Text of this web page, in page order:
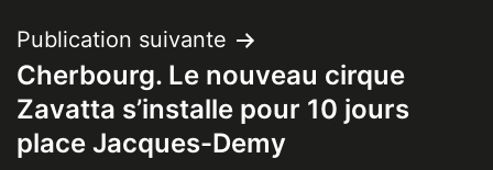
Publication suivante
Cherbourg. Le nouveau cirque
Zavatta s’installe pour 10 jours
place Jacques-Demy